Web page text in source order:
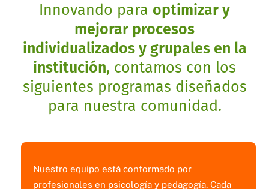
Innovando para optimizar y
mejorar procesos
individualizados y grupales en la
institución, contamos con los
siguientes programas diseñados
para nuestra comunidad.
Nuestro equipo está conformado por
profesionales en psicología y pedagogía. Cada